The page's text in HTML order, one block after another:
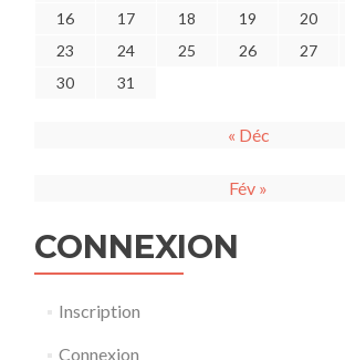
16
17 18 19 20
23
24 25 26 27
30
31
« Déc
Fév »
CONNEXION
Inscription
Connexion